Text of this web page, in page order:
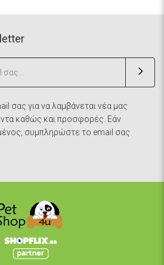
σας για να λαμβάνεται νέα μας
καθώς και προσφορές. Εάν
συμπληρώστε το email σας